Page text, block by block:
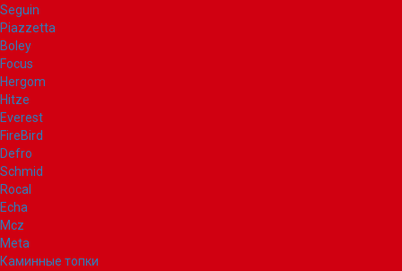
Seguin
Piazzetta
Boley
Focus
Hergom
Hitze
Everest
FireBird
Defro
Schmid
Rocal
Echa
Mcz
Meta
Каминные топки